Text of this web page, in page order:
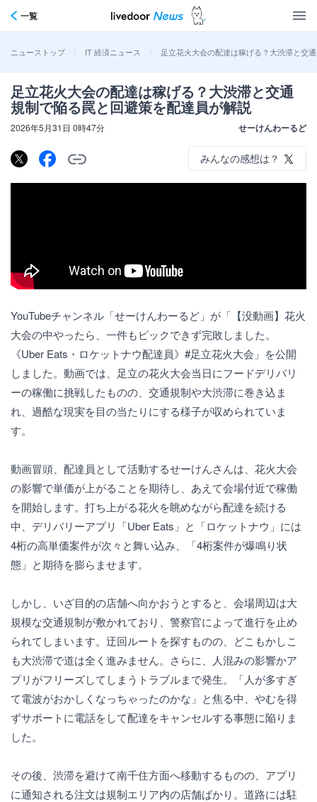
一覧
ニューストップ > IT 経済ニュース > 足立花火大会の配達は稼げる？大渋滞と交
足立花火大会の配達は稼げる？大渋滞と交通
規制で陥る罠と回避策を配達員が解説
2026年5月31日 0時47分 せーけんわーるど
みんなの感想は？
YouTubeチャンネル「せーけんわーるど」が「【没動画】花火
大会の中やったら、一件もピックできず完敗しました。
《Uber Eats・ロケットナウ配達員》#足立花火大会」を公開
しました。動画では、足立の花火大会当日にフードデリバリ
ーの稼働に挑戦したものの、交通規制や大渋滞に巻き込ま
れ、過酷な現実を目の当たりにする様子が収められていま
す。
動画冒頭、配達員として活動するせーけんさんは、花火大会
の影響で単価が上がることを期待し、あえて会場付近で稼働
を開始します。打ち上がる花火を眺めながら配達を続ける
中、デリバリーアプリ「Uber Eats」と「ロケットナウ」には
4桁の高単価案件が次々と舞い込み、「4桁案件が爆鳴り状
態」と期待を膨らませます。
しかし、いざ目的の店舗へ向かおうとすると、会場周辺は大
規模な交通規制が敷かれており、警察官によって進行を止め
られてしまいます。迂回ルートを探すものの、どこもかしこ
も大渋滞で道は全く進みません。さらに、人混みの影響かア
プリがフリーズしてしまうトラブルまで発生。「人が多すぎ
て電波がおかしくなっちゃったのかな」と焦る中、やむを得
ずサポートに電話をして配達をキャンセルする事態に陥りま
した。
その後、渋滞を避けて南千住方面へ移動するものの、アプリ
に通知される注文は規制エリア内の店舗ばかり。道路には駐